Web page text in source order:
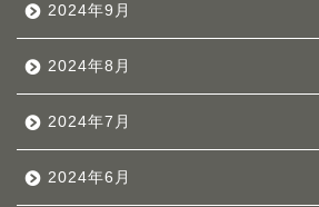
2024年9月
2024年8月
2024年7月
2024年6月